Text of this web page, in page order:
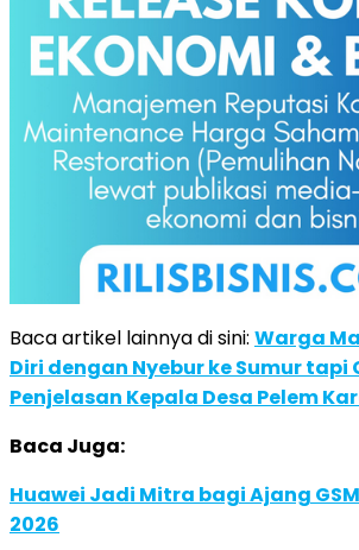
Baca artikel lainnya di sini: Warga
Diri dengan Nyebur ke Sumur tapi
Penjelasan Kepala Desa Pelem
Baca Juga:
Huawei Jadi Mitra bagi Ajang
2026